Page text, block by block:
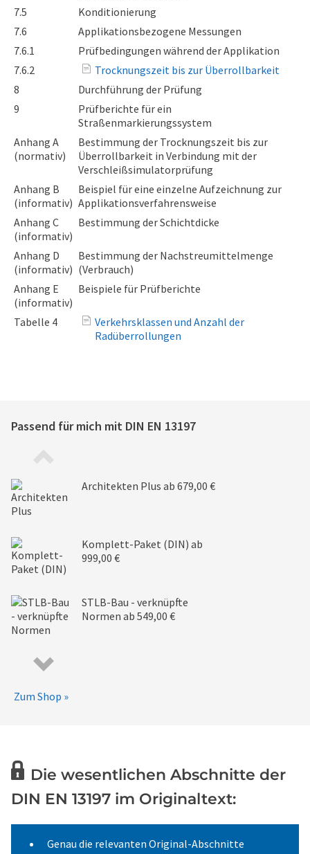
7.5
Konditionierung
7.6
Applikationsbezogene Messungen
7.6.1
Prüfbedingungen während der Applikation
7.6.2
Trocknungszeit bis zur Überrollbarkeit
8
Durchführung der Prüfung
9
Prüfberichte für ein
Straßenmarkierungssystem
Anhang A
(normativ)
Bestimmung der Trocknungszeit bis zur
Überrollbarkeit in Verbindung mit der
Verschleißsimulatorprüfung
Anhang B
(informativ)
Beispiel für eine einzelne Aufzeichnung zur
Applikationsverfahrensweise
Anhang C
(informativ)
Bestimmung der Schichtdicke
Anhang D
(informativ)
Bestimmung der Nachstreumittelmenge
(Verbrauch)
Anhang E
(informativ)
Beispiele für Prüfberichte
Tabelle 4
Verkehrsklassen und Anzahl der
Radüberrollungen
Passend für mich mit DIN EN 13197
Architekten Plus ab 679,00 €
Komplett-Paket (DIN) ab
999,00 €
STLB-Bau - verknüpfte
Normen ab 549,00 €
Zum Shop »
Die wesentlichen Abschnitte der
DIN EN 13197 im Originaltext:
Genau die relevanten Original-Abschnitte